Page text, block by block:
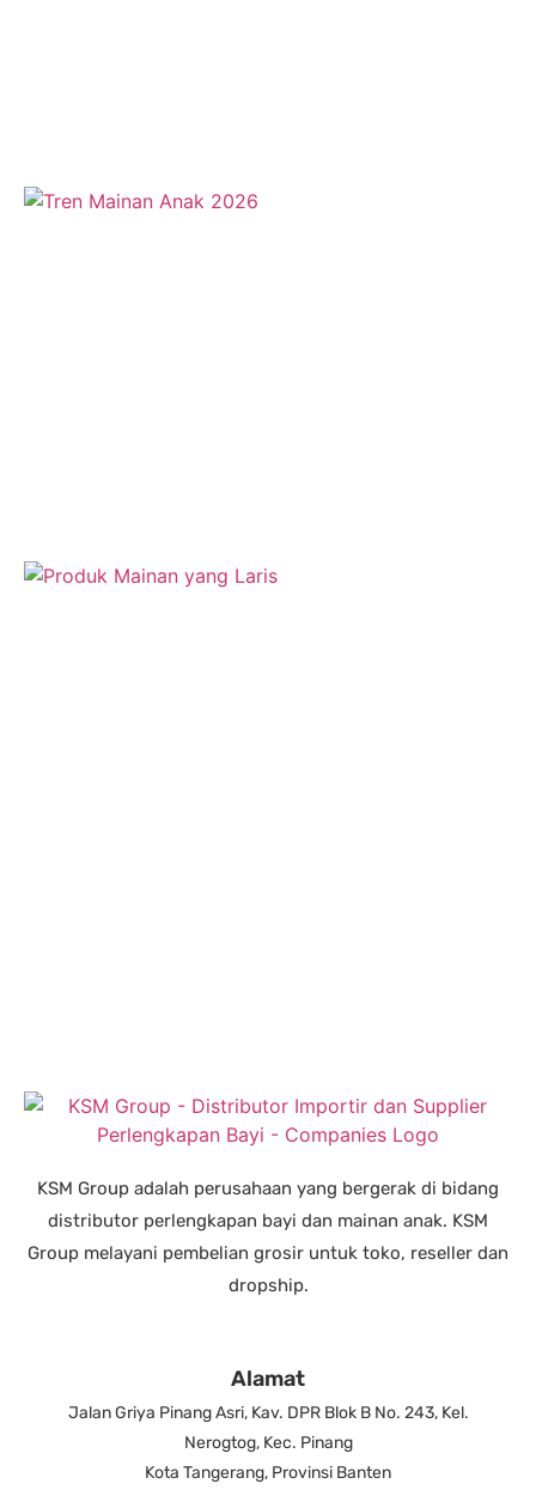
KSM Group adalah perusahaan yang bergerak di bidang
distributor perlengkapan bayi dan mainan anak. KSM
Group melayani pembelian grosir untuk toko, reseller dan
dropship.
Alamat
Jalan Griya Pinang Asri, Kav. DPR Blok B No. 243, Kel.
Nerogtog, Kec. Pinang
Kota Tangerang, Provinsi Banten